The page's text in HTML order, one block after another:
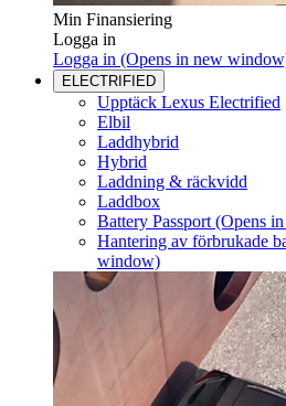
Min Finansiering
Logga in
Logga in (Opens in new
ELECTRIFIED
Upptäck Lexus Electrified
Elbil
Laddhybrid
Hybrid
Laddning & räckvidd
Laddbox
Battery Passport (Opens
Hantering av förbrukade
window)